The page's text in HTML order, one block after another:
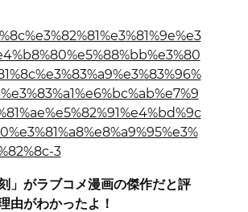
」がラブコメ漫画の傑作だと評
由がわかったよ！